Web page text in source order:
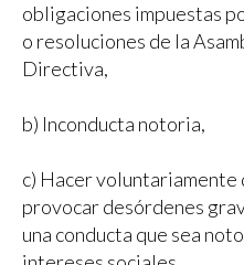
obligaciones impuestas
o resoluciones de la
Directiva,
b) Inconducta notoria,
c) Hacer voluntariamente
provocar desórdenes
una conducta que sea